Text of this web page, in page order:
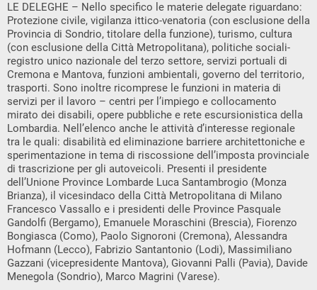
LE DELEGHE – Nello specifico le materie delegate riguardano:
Protezione civile, vigilanza ittico-venatoria (con esclusione della
Provincia di Sondrio, titolare della funzione), turismo, cultura
(con esclusione della Città Metropolitana), politiche sociali-
registro unico nazionale del terzo settore, servizi portuali di
Cremona e Mantova, funzioni ambientali, governo del territorio,
trasporti. Sono inoltre ricomprese le funzioni in materia di
servizi per il lavoro – centri per l’impiego e collocamento
mirato dei disabili, opere pubbliche e rete escursionistica della
Lombardia. Nell’elenco anche le attività d’interesse regionale
tra le quali: disabilità ed eliminazione barriere architettoniche e
sperimentazione in tema di riscossione dell’imposta provinciale
di trascrizione per gli autoveicoli. Presenti il presidente
dell’Unione Province Lombarde Luca Santambrogio (Monza
Brianza), il vicesindaco della Città Metropolitana di Milano
Francesco Vassallo e i presidenti delle Province Pasquale
Gandolfi (Bergamo), Emanuele Moraschini (Brescia), Fiorenzo
Bongiasca (Como), Paolo Signoroni (Cremona), Alessandra
Hofmann (Lecco), Fabrizio Santantonio (Lodi), Massimiliano
Gazzani (vicepresidente Mantova), Giovanni Palli (Pavia), Davide
Menegola (Sondrio), Marco Magrini (Varese).